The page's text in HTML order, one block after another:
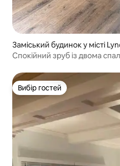
Заміський будинок у місті
Спокійний зруб із двома
Вибір гостей
Вибір гостей